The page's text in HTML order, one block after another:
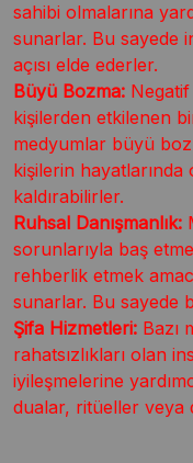
sahibi olmalarına
sunarlar. Bu sayede
açısı elde ederler.
Büyü Bozma:
kişilerden etkilenen
medyumlar büyü
kişilerin
kaldırabilirler.
Ruhsal Danışmanlık:
sorunlarıyla baş
rehberlik etmek
sunarlar. Bu sayede
Şifa Hizmetleri: Bazı
rahatsızlıkları olan
iyileşmelerine
dualar, ritüeller veya